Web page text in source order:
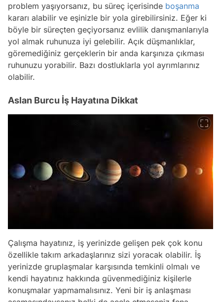
problem yaşıyorsanız, bu süreç içerisinde boşanma
kararı alabilir ve eşinizle bir yola girebilirsiniz. Eğer ki
böyle bir süreçten geçiyorsanız evlilik danışmanlarıyla
yol almak ruhunuza iyi gelebilir. Açık düşmanlıklar,
göremediğiniz gerçeklerin bir anda karşınıza çıkması
ruhunuzu yorabilir. Bazı dostluklarla yol ayrımlarınız
olabilir.
Aslan Burcu İş Hayatına Dikkat
Çalışma hayatınız, iş yerinizde gelişen pek çok konu
özellikle takım arkadaşlarınız sizi yoracak olabilir. İş
yerinizde gruplaşmalar karşısında temkinli olmalı ve
kendi hayatınız hakkında güvenmediğiniz kişilerle
konuşmalar yapmamalısınız. Yeni bir iş anlaşması